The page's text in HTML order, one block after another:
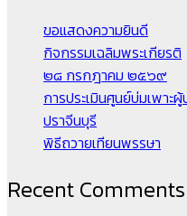
ขอแสดงความยินดี
กิจกรรมเฉลิมพระเกียรติ
๒๘ กรกฎาคม ๒๕๖๙
การประเมินศูนย์บ่มเพาะ
ปราจีนบุรี
พิธีถวายเทียนพรรษา
Recent Comments